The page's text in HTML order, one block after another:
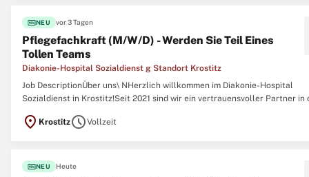
fiber_newNEU vor 3 Tagen
Pflegefachkraft (M/W/D) - Werden Sie Teil Eines
Tollen Teams
Diakonie-Hospital Sozialdienst g Standort Krostitz
Job DescriptionÜber uns\ NHerzlich willkommen im Diakonie-Hospital
Sozialdienst in Krostitz!Seit 2021 sind wir ein vertrauensvoller Partner in
kümmert. Mit einem leidenschaftlichen Team von 17 Mitarbeiter:innen
location_on KrostitzscheduleVollzeit
fiber_newNEU Heute